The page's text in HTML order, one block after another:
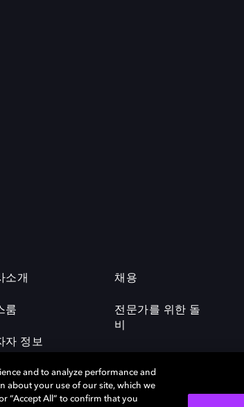
소개
룸
자 정보
채용
전문가를 위한 돌
비
and to analyze performance and
about your use of our site, which we
“Accept All” to confirm that you